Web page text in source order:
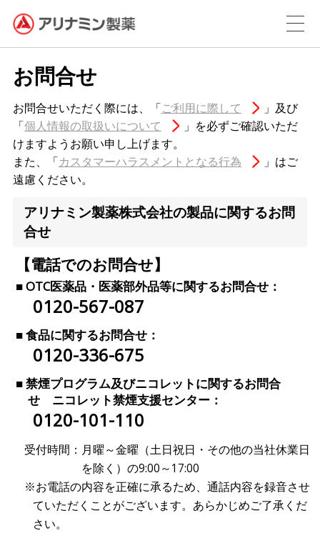
お問合せ
お問合せいただく際には、「ご利用に際して
」及び
「個人情報の取扱いについて
」を必ずご確認いただ
けますようお願い申し上げます。
また、「カスタマーハラスメントとなる行為
」はご
遠慮ください。
アリナミン製薬株式会社の製品に関するお問
合せ
【電話でのお問合せ】
■ OTC医薬品・医薬部外品等に関するお問合せ：
0120-567-087
■ 食品に関するお問合せ：
0120-336-675
■ 禁煙プログラム及びニコレットに関するお問合
せ ニコレット禁煙支援センター：
0120-101-110
受付時間： 月曜～金曜（土日祝日・その他の当社休業日
を除く）の9:00～17:00
※お電話の内容を正確に承るため、通話内容を録音させ
ていただくことがございます。あらかじめご了承くだ
さい。